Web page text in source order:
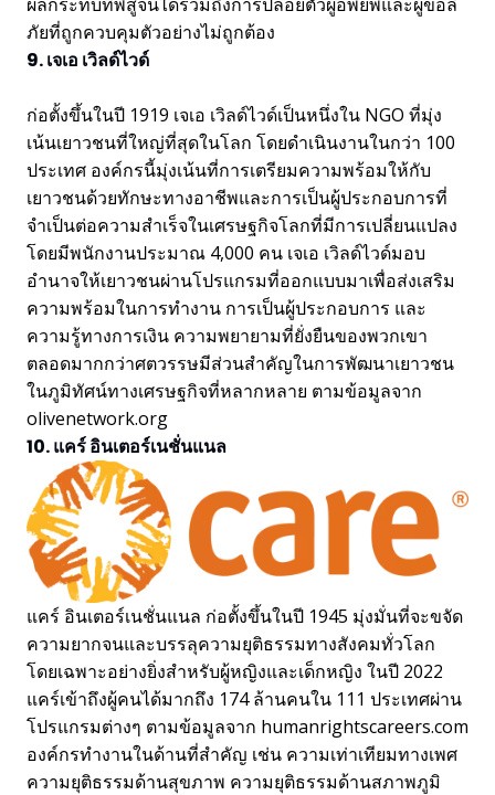
ภัยที่ถูกควบคุมตัวอย่างไม่ถูกต้อง
9. เจเอ เวิลด์ไวด์
ก่อตั้งขึ้นในปี 1919 เจเอ เวิลด์ไวด์เป็นหนึ่งใน NGO ที่มุ่ง
เน้นเยาวชนที่ใหญ่ที่สุดในโลก โดยดำเนินงานในกว่า 100
ประเทศ องค์กรนี้มุ่งเน้นที่การเตรียมความพร้อมให้กับ
เยาวชนด้วยทักษะทางอาชีพและการเป็นผู้ประกอบการที่
จำเป็นต่อความสำเร็จในเศรษฐกิจโลกที่มีการเปลี่ยนแปลง
โดยมีพนักงานประมาณ 4,000 คน เจเอ เวิลด์ไวด์มอบ
อำนาจให้เยาวชนผ่านโปรแกรมที่ออกแบบมาเพื่อส่งเสริม
ความพร้อมในการทำงาน การเป็นผู้ประกอบการ และ
ความรู้ทางการเงิน ความพยายามที่ยั่งยืนของพวกเขา
ตลอดมากกว่าศตวรรษมีส่วนสำคัญในการพัฒนาเยาวชน
ในภูมิทัศน์ทางเศรษฐกิจที่หลากหลาย ตามข้อมูลจาก
olivenetwork.org
10. แคร์ อินเตอร์เนชั่นแนล
แคร์ อินเตอร์เนชั่นแนล ก่อตั้งขึ้นในปี 1945 มุ่งมั่นที่จะขจัด
ความยากจนและบรรลุความยุติธรรมทางสังคมทั่วโลก
โดยเฉพาะอย่างยิ่งสำหรับผู้หญิงและเด็กหญิง ในปี 2022
แคร์เข้าถึงผู้คนได้มากถึง 174 ล้านคนใน 111 ประเทศผ่าน
โปรแกรมต่างๆ ตามข้อมูลจาก humanrightscareers.com
องค์กรทำงานในด้านที่สำคัญ เช่น ความเท่าเทียมทางเพศ
ความยุติธรรมด้านสุขภาพ ความยุติธรรมด้านสภาพภูมิ